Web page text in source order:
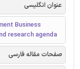
عنوان انگلیسی
Business
research agenda
صفحات مقاله فارسی